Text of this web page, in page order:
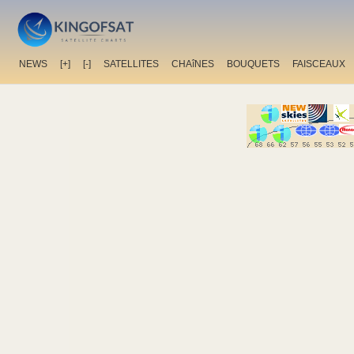
NEWS [+] [-] SATELLITES CHAîNES BOUQUETS FAISCEAUX